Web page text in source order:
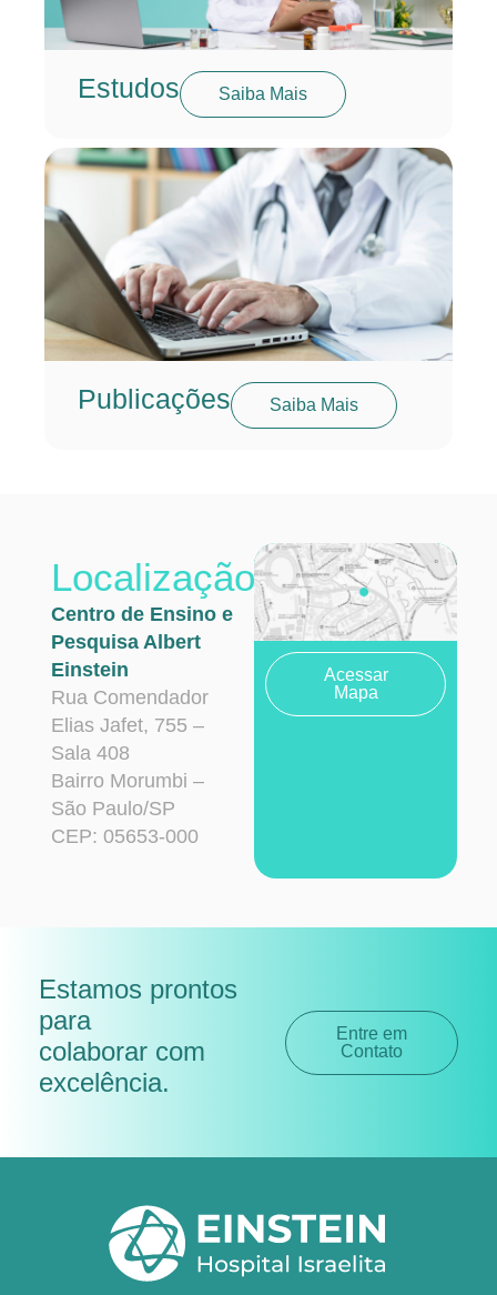
Estudos Saiba Mais
Publicações Saiba Mais
Localização
Centro de Ensino e
Pesquisa Albert
Einstein
Rua Comendador
Elias Jafet, 755 –
Sala 408
Bairro Morumbi –
São Paulo/SP
CEP: 05653-000
Acessar
Mapa
Estamos prontos
para
colaborar com
excelência.
Entre em
Contato